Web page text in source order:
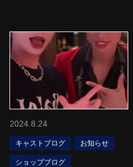
2024.8.24
キャストブログ お知らせ
ショップブログ